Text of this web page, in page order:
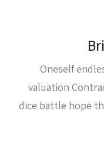
Oneself
valuation
dice battle hope